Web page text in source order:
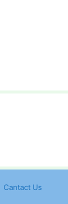
Cantact Us